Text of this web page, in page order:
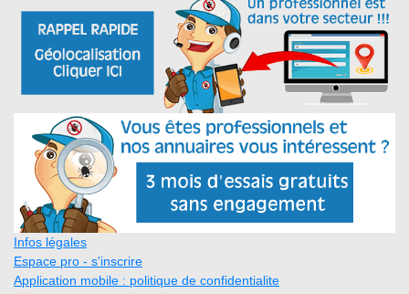
Infos légales
Espace pro - s'inscrire
Application mobile : politique de confidentialite